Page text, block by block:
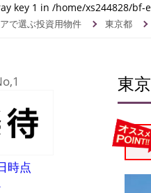
key 1 in /home/xs244828/
で選ぶ投資用物件 東京都
東
時点